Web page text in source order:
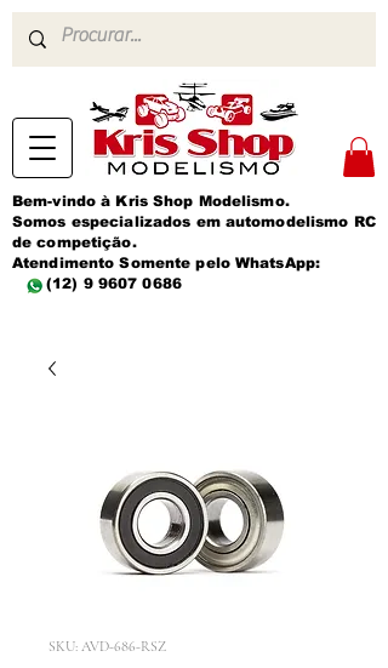
Bem-vindo à Kris Shop Modelismo.
Somos especializados em automodelismo RC
de competição.
Atendimento Somente pelo WhatsApp:
(12) 9 9607 0686
SKU: AVD-686-RSZ